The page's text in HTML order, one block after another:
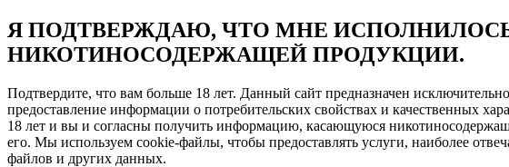
Я ПОДТВЕРЖДАЮ, ЧТО МНЕ
НИКОТИНОСОДЕРЖАЩЕЙ ПРОДУКЦИИ.
Подтвердите, что вам больше 18 лет. Данный сайт предназначен
предоставление информации о потребительских свойствах и качественных
18 лет и вы и согласны получить информацию, касающуюся
его. Мы используем cookie-файлы, чтобы предоставлять услуги, наиболее
файлов и других данных.